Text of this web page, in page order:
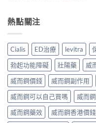
熱點關注
Cialis ED治療 levitra
勃起功能障礙
壯陽藥 威
威而鋼價錢
威而鋼副作用
威而鋼可以自己買嗎
威而
威而鋼藥效
威而鋼香港價錢